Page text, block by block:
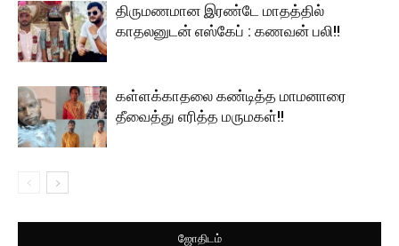
திருமணமான இரண்டே மாதத்தில்
காதலனுடன் எஸ்கேப் : கணவன் பலி!!
கள்ளக்காதலை கண்டித்த மாமனாரை
தீவைத்து எரித்த மருமகள்!!
ஜோதிடம்